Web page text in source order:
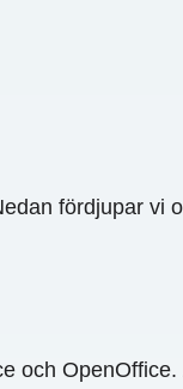
fördjupar vi
och